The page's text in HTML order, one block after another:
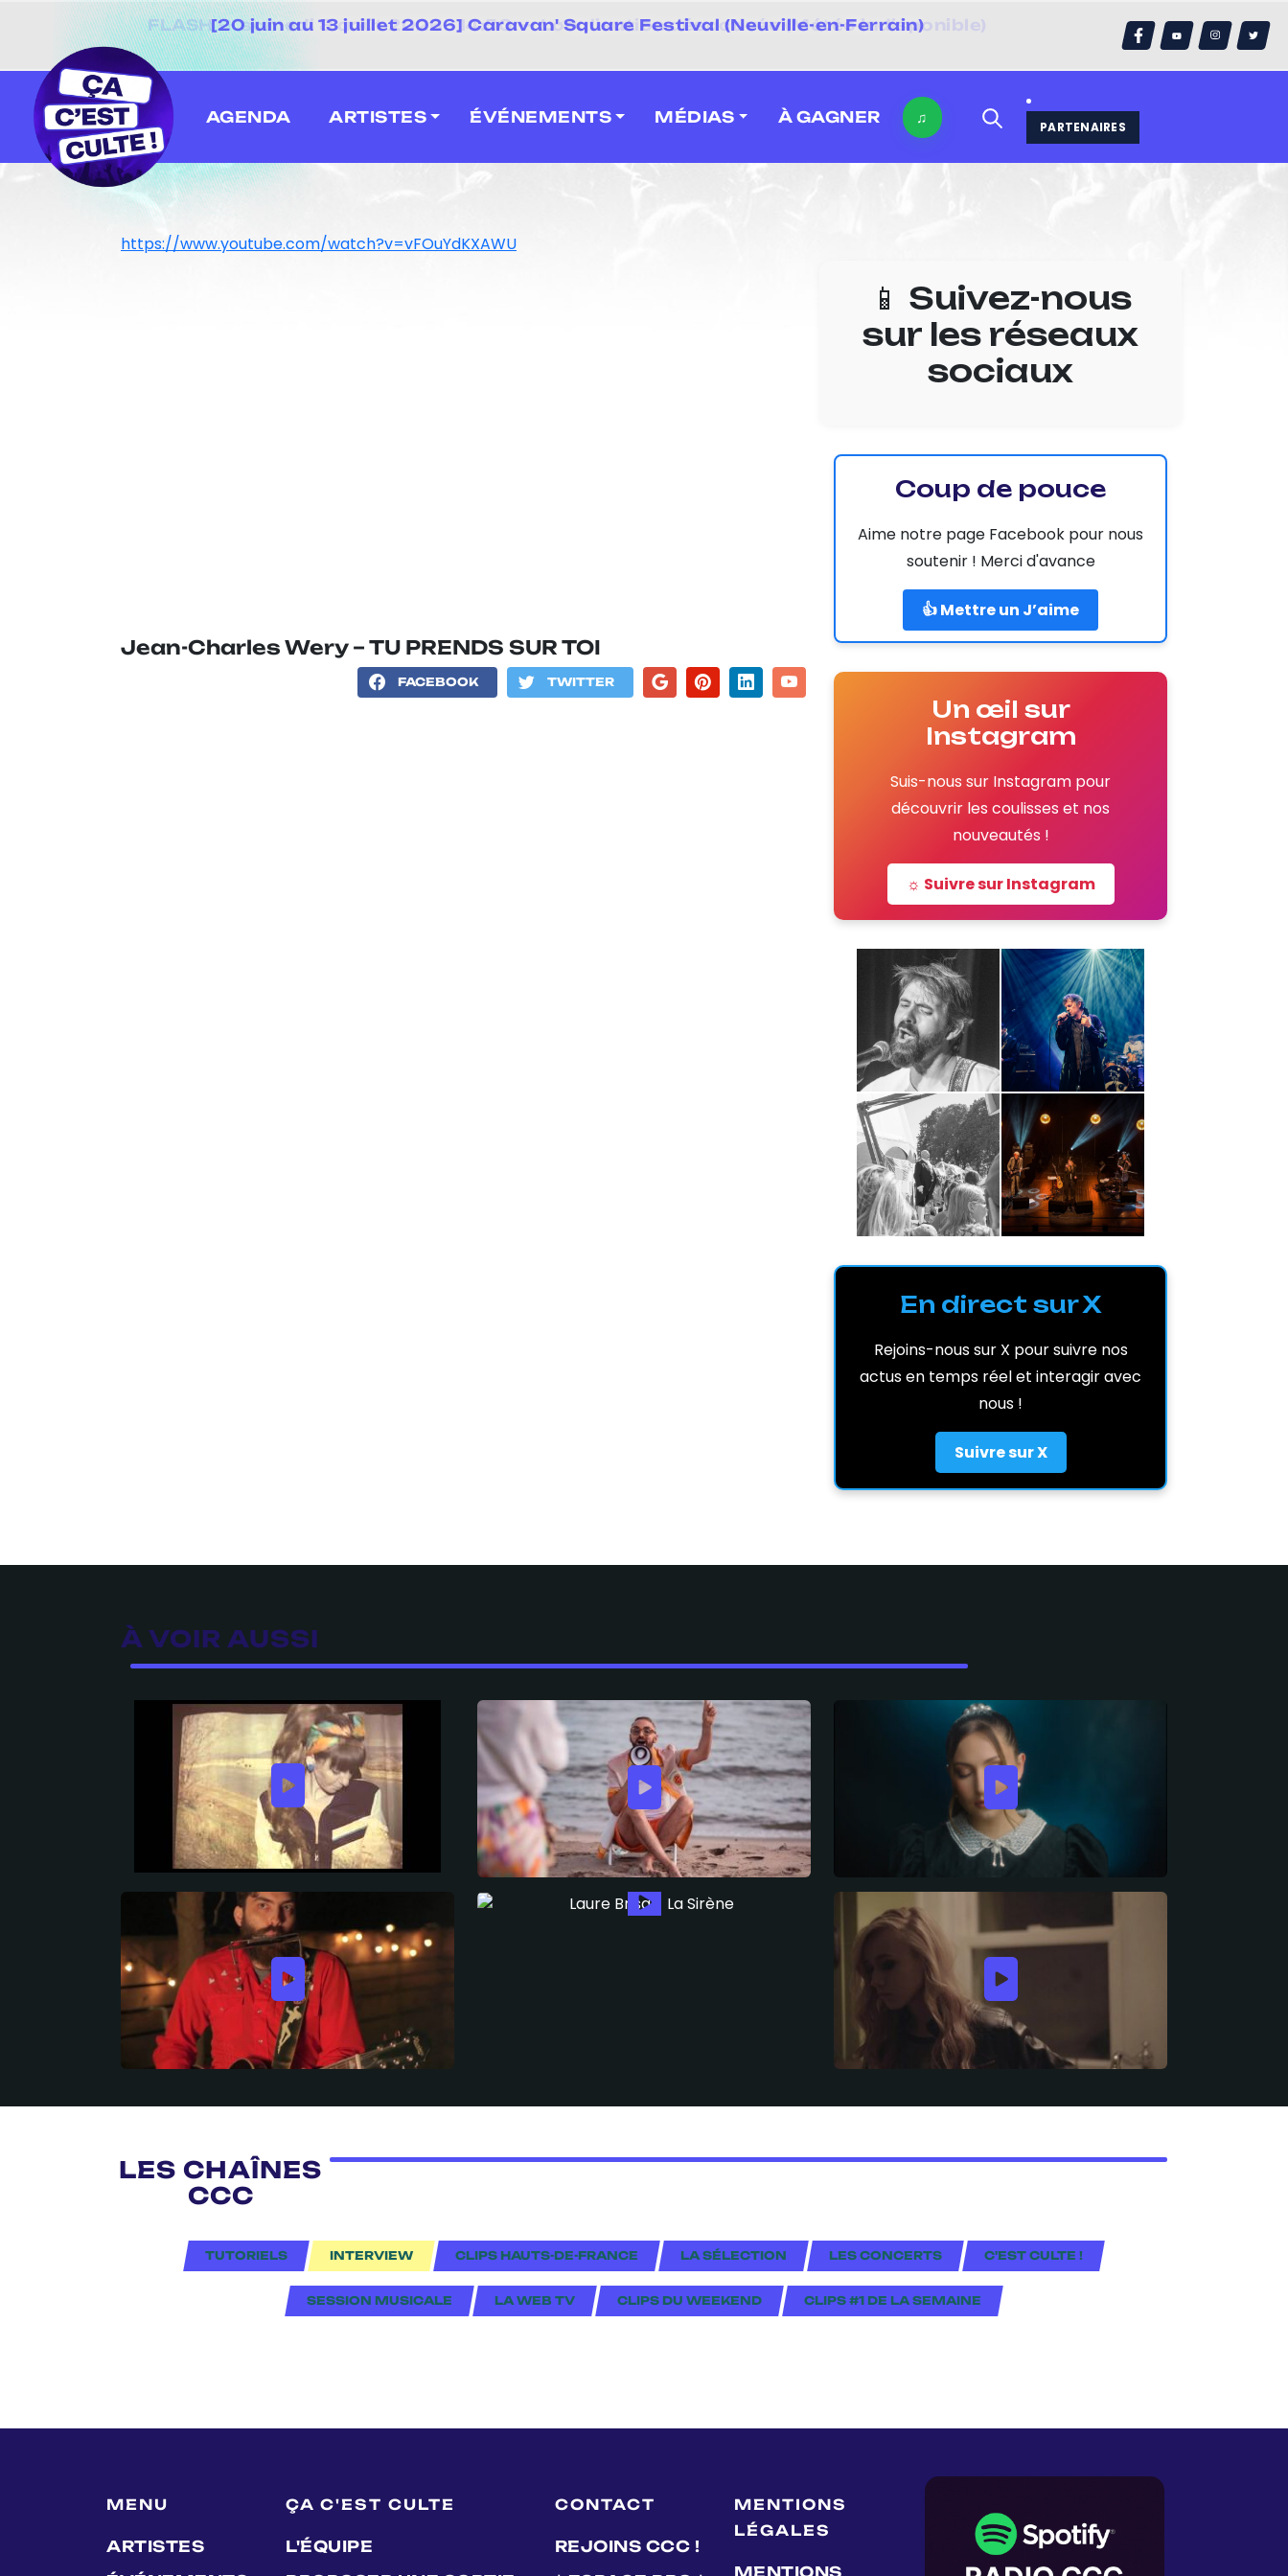
[20 juin au 13 juillet 2026] Caravan' Square Festival (Neuville-en-Ferrain)
AGENDA ARTISTES ÉVÉNEMENTS MÉDIAS À GAGNER ♫
PARTENAIRES
https://www.youtube.com/watch?v=vFOuYdKXAWU
Jean-Charles Wery – TU PRENDS SUR TOI
FACEBOOK TWITTER
📱 Suivez-nous
sur les réseaux
sociaux
Coup de pouce
Aime notre page Facebook pour nous
soutenir ! Merci d'avance
👍 Mettre un J’aime
Un œil sur
Instagram
Suis-nous sur Instagram pour
découvrir les coulisses et nos
nouveautés !
☼ Suivre sur Instagram
En direct sur X
Rejoins-nous sur X pour suivre nos
actus en temps réel et interagir avec
nous !
Suivre sur X
À VOIR AUSSI
LES CHAÎNES
CCC
TUTORIELS INTERVIEW CLIPS HAUTS-DE-FRANCE LA SÉLECTION LES CONCERTS C'EST CULTE !
SESSION MUSICALE LA WEB TV CLIPS DU WEEKEND CLIPS #1 DE LA SEMAINE
MENU
ARTISTES
ÇA C'EST CULTE
L'ÉQUIPE
CONTACT
REJOINS CCC !
MENTIONS
LÉGALES
MENTIONS